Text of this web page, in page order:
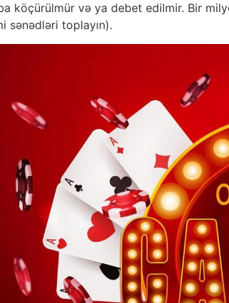
köçürülmür və ya debet edilmir. Bir
sənədləri toplayın).